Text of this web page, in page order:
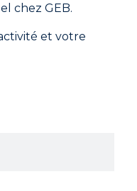
chez GEB.
et votre